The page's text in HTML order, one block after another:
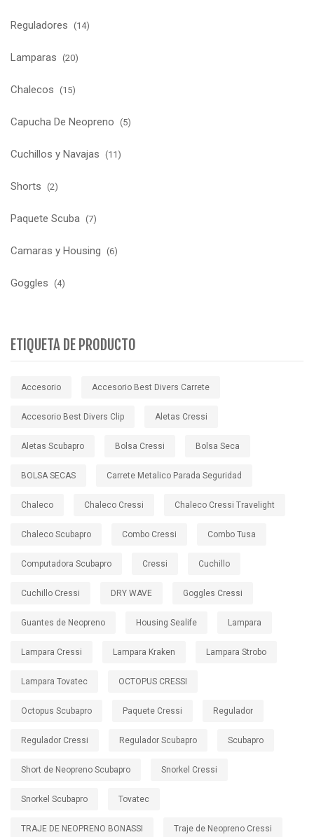
Reguladores (14)
Lamparas (20)
Chalecos (15)
Capucha De Neopreno (5)
Cuchillos y Navajas (11)
Shorts (2)
Paquete Scuba (7)
Camaras y Housing (6)
Goggles (4)
ETIQUETA DE PRODUCTO
Accesorio Accesorio Best Divers Carrete
Accesorio Best Divers Clip Aletas Cressi
Aletas Scubapro Bolsa Cressi Bolsa Seca
BOLSA SECAS Carrete Metalico Parada Seguridad
Chaleco Chaleco Cressi Chaleco Cressi Travelight
Chaleco Scubapro Combo Cressi Combo Tusa
Computadora Scubapro Cressi Cuchillo
Cuchillo Cressi DRY WAVE Goggles Cressi
Guantes de Neopreno Housing Sealife Lampara
Lampara Cressi Lampara Kraken Lampara Strobo
Lampara Tovatec OCTOPUS CRESSI
Octopus Scubapro Paquete Cressi Regulador
Regulador Cressi Regulador Scubapro Scubapro
Short de Neopreno Scubapro Snorkel Cressi
Snorkel Scubapro Tovatec
TRAJE DE NEOPRENO BONASSI Traje de Neopreno Cressi